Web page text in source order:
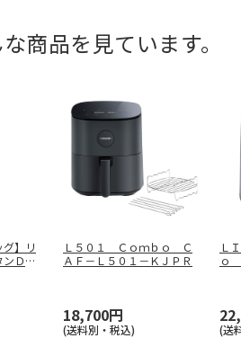
商品を見ています。
グ】リ
Ｄ
Ｌ５０１ Ｃｏｍｂｏ Ｃ
ＡＦ－Ｌ５０１－ＫＪＰＲ
18,700円
(送料別・税込)
Ｌ
ｏ
(送